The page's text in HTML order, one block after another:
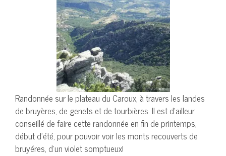
Randonnée sur le plateau du Caroux, à travers les landes
de bruyères, de genets et de tourbières. Il est d’ailleur
conseillé de faire cette randonnée en fin de printemps,
début d’été, pour pouvoir voir les monts recouverts de
bruyéres, d’un violet somptueux!